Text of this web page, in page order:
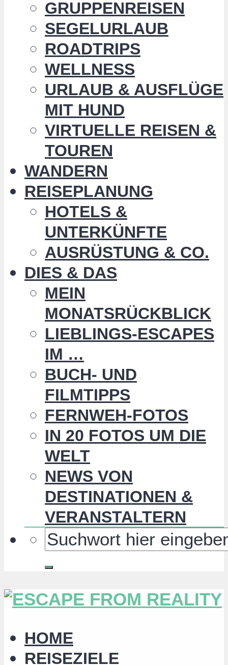
GRUPPENREISEN
SEGELURLAUB
ROADTRIPS
WELLNESS
URLAUB & AUSFLÜGE
MIT HUND
VIRTUELLE REISEN &
TOUREN
WANDERN
REISEPLANUNG
HOTELS &
UNTERKÜNFTE
AUSRÜSTUNG & CO.
DIES & DAS
MEIN
MONATSRÜCKBLICK
LIEBLINGS-ESCAPES
IM …
BUCH- UND
FILMTIPPS
FERNWEH-FOTOS
IN 20 FOTOS UM DIE
WELT
NEWS VON
DESTINATIONEN &
VERANSTALTERN
HOME
REISEZIELE